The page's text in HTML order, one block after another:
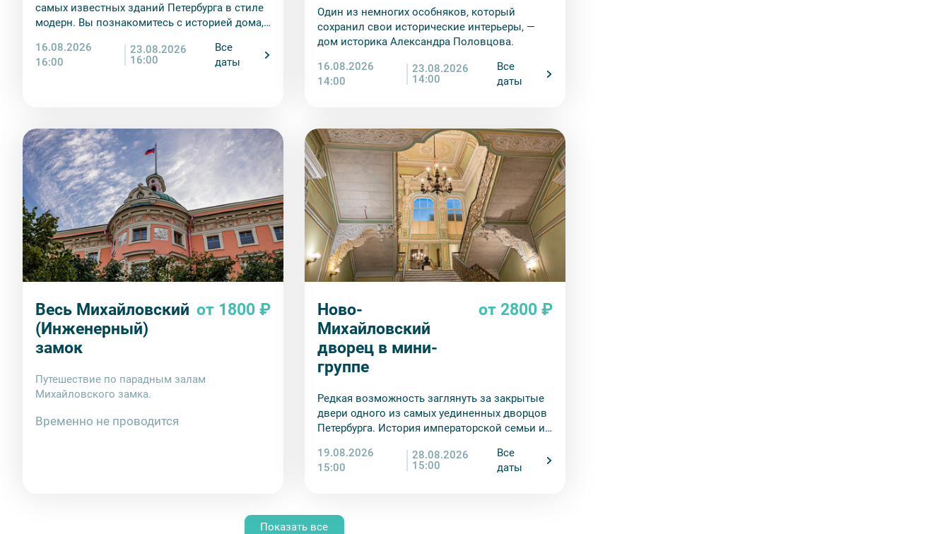
самых известных зданий Петербурга в стиле
модерн. Вы познакомитесь с историей дома,
Матильды Кшесинской. Узнаете, какие
отношения ее связывали с мужчинами дома
16.08.2026
16:00
23.08.2026
16:00
Все
даты
Один из немногих особняков, который
сохранил свои исторические интерьеры, —
дом историка Александра Половцова.
16.08.2026
14:00
23.08.2026
14:00
Все
даты
Весь Михайловский
(Инженерный)
замок
от 1800 ₽
Путешествие по парадным залам
Михайловского замка.
Временно не проводится
Ново-
Михайловский
дворец в мини-
группе
от 2800 ₽
Редкая возможность заглянуть за закрытые
двери одного из самых уединенных дворцов
Петербурга. История императорской семьи и
маршруте.
19.08.2026
15:00
28.08.2026
15:00
Все
даты
Показать все